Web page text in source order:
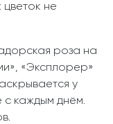
не
роза на
«Эксплорер»
у
с каждым днём.